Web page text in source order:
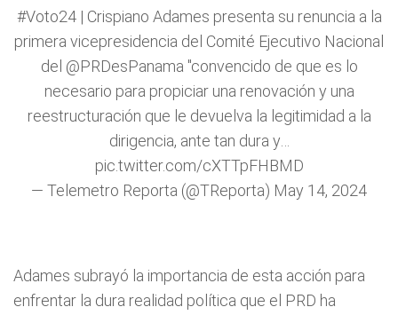
#Voto24| Crispiano Adames presenta su renuncia a la
primera vicepresidencia del Comité Ejecutivo Nacional
del @PRDesPanama "convencido de que es lo
necesario para propiciar una renovación y una
reestructuración que le devuelva la legitimidad a la
dirigencia, ante tan dura y…
pic.twitter.com/cXTTpFHBMD
— Telemetro Reporta (@TReporta) May 14, 2024
Adames subrayó la importancia de esta acción para
enfrentar la dura realidad política que el PRD ha